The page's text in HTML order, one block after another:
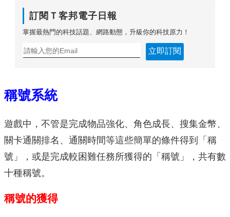
訂閱Ｔ客邦電子日報
掌握最熱門的科技話題、網路動態，升級你的科技原力！
立即訂閱
稱號系統
遊戲中，不管是完成物品強化、角色成長、搜集金幣、
關卡通關排名、通關時間等這些簡單的條件得到「稱
號」，或是完成較困難任務所獲得的「稱號」，共有數
十種稱號。
稱號的獲得